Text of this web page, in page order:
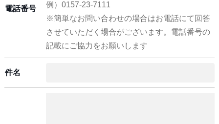
電話番号
例）0157-23-7111
※簡単なお問い合わせの場合はお電話にて回答
させていただく場合がございます。電話番号の
記載にご協力をお願いします
件名